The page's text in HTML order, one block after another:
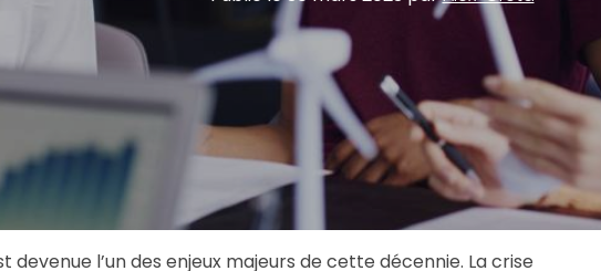
devenue l’un des enjeux majeurs de cette décennie. La crise